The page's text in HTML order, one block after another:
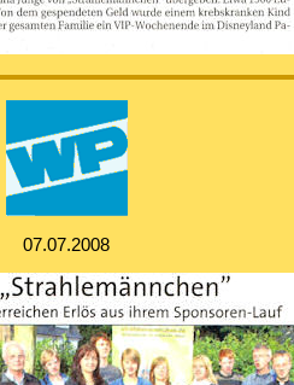
07.07.2008